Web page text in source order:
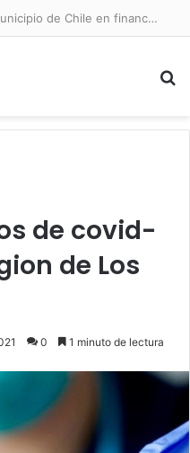
Preocupación por el desempleo en Chile: 74% de los consultados calificó como mala la situación económica
de covid-
de Los
0 1 minuto de lectura